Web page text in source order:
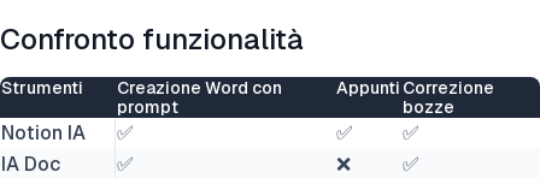
Confronto funzionalità
Strumenti
Creazione Word con
prompt
Appunti Correzione
bozze
Notion IA ✅ ✅
✅
IA Doc
✅ ❌ ✅